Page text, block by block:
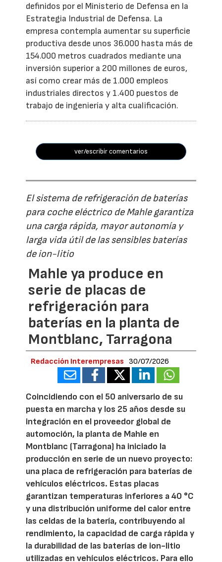
definidos por el Ministerio de Defensa en la
Estrategia Industrial de Defensa. La
empresa contempla aumentar su superficie
productiva desde unos 36.000 hasta más de
154.000 metros cuadrados mediante una
inversión superior a 200 millones de euros,
así como crear más de 1.000 empleos
industriales directos y 1.400 puestos de
trabajo de ingeniería y alta cualificación.
ver/escribir comentarios
El sistema de refrigeración de baterías
para coche eléctrico de Mahle garantiza
una carga rápida, mayor autonomía y
larga vida útil de las sensibles baterías
de ion-litio
Mahle ya produce en
serie de placas de
refrigeración para
baterías en la planta de
Montblanc, Tarragona
Redacción Interempresas 30/07/2026
Coincidiendo con el 50 aniversario de su
puesta en marcha y los 25 años desde su
integración en el proveedor global de
automoción, la planta de Mahle en
Montblanc (Tarragona) ha iniciado la
producción en serie de un nuevo proyecto:
una placa de refrigeración para baterías de
vehículos eléctricos. Estas placas
garantizan temperaturas inferiores a 40 °C
y una distribución uniforme del calor entre
las celdas de la batería, contribuyendo al
rendimiento, la capacidad de carga rápida y
la durabilidad de las baterías de ion-litio
utilizadas en vehículos eléctricos. Para ello